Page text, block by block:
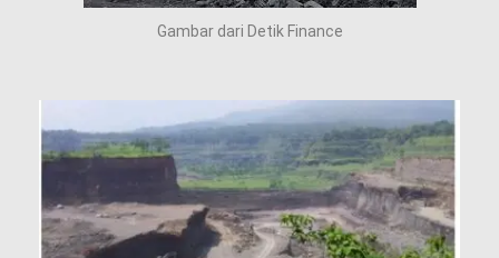
Gambar dari Detik Finance